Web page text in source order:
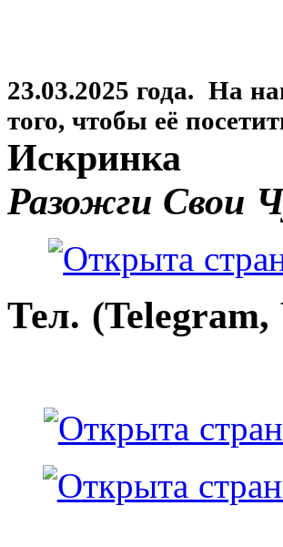
23.03.2025 года. На
того, чтобы её
Искринка
Разожги Свои
Тел. (Telegram,